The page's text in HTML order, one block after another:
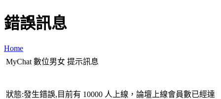
錯誤訊息
Home
MyChat 數位男女 提示訊息
狀態:發生錯誤,目前有 10000 人上線，論壇上線會員數已經達